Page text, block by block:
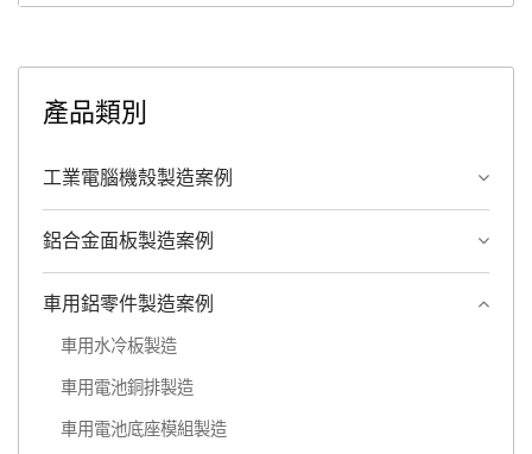
產品類別
工業電腦機殼製造案例
鋁合金面板製造案例
車用鋁零件製造案例
車用水冷板製造
車用電池銅排製造
車用電池底座模組製造